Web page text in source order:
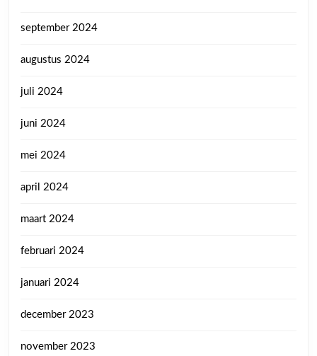
september 2024
augustus 2024
juli 2024
juni 2024
mei 2024
april 2024
maart 2024
februari 2024
januari 2024
december 2023
november 2023